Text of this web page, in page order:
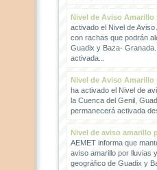
Nivel de Aviso Amarillo
activado el Nivel de Aviso
con rachas que podrán
Guadix y Baza-
activada...
Nivel de Aviso Amarillo
ha activado el Nivel de
la Cuenca del Genil,
permanecerá activada
Nivel de aviso amarillo
AEMET informa que
aviso amarillo por lluvias
geográfico de Guadix y